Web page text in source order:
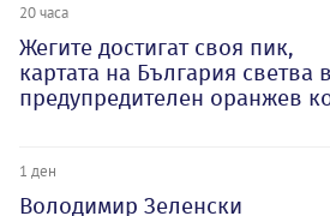
20 часа
Жегите достигат своя пик,
картата на България светва в
предупредителен оранжев
1 ден
Володимир Зеленски